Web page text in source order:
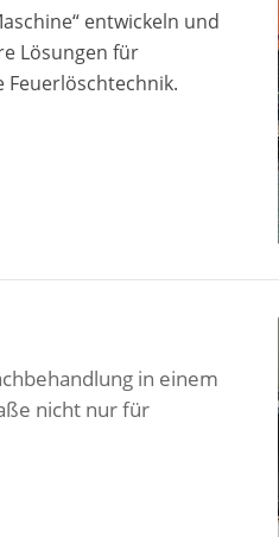
entwickeln und
Lösungen für
Feuerlöschtechnik.
in einem
nicht nur für